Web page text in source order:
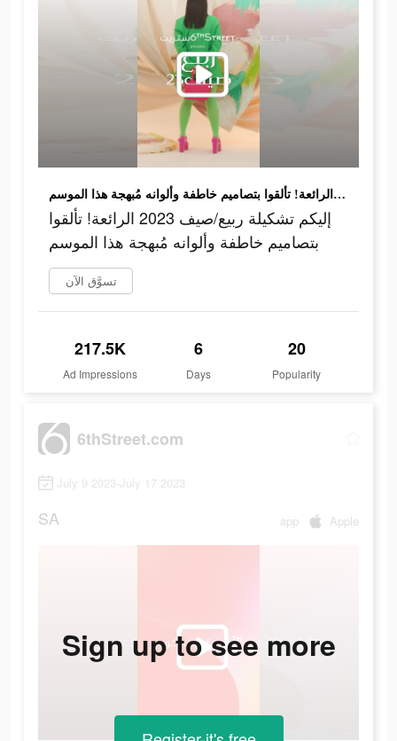
إليكم تشكيلة ربيع/صيف 2023 الرائعة! تألقوا بتصاميم خاطفة وألوانه مُبهجة هذا الموسم
إليكم تشكيلة ربيع/صيف 2023 الرائعة! تألقوا
بتصاميم خاطفة وألوانه مُبهجة هذا الموسم
تسوَّق الآن
217.5K
Ad Impressions
6
Days
20
Popularity
6thStreet.com
July 9 2023-July 17 2023
SA app Apple
Sign up to see more